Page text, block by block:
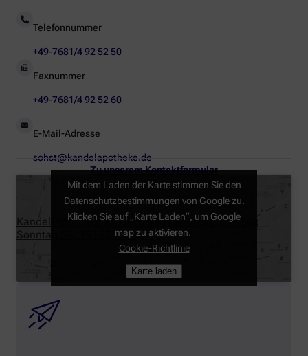
Telefonnummer
+49-7681/4 92 52 50
Faxnummer
+49-7681/4 92 52 60
E-Mail-Adresse
sohst@kandelapotheke.de
Zu unserem Kontaktformular
Kandel-Apotheke im Gesundheitszentrum, Fabrik
Sonntag 5A, 79183 Waldkirch
Mit dem Laden der Karte stimmen Sie den
Datenschutzbestimmungen von Google zu.
Klicken Sie auf „Karte Laden“, um Google
map zu aktivieren.
Cookie-Richtlinie
Karte laden